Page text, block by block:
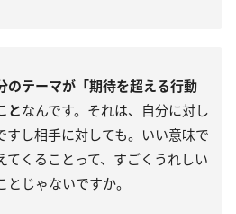
のテーマが「期待を超える行動
となんです。それは、自分に対し
すし相手に対しても。いい意味で
てくることって、すごくうれしい
とじゃないですか。